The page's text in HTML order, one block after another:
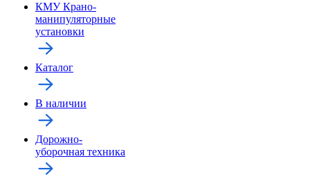
КМУ Крано-
манипуляторные
установки
Каталог
В наличии
Дорожно-
уборочная техника